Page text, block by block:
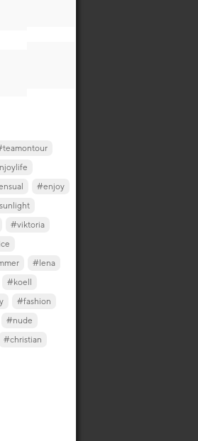
#enjoy
#viktoria
#lena
#koell
#fashion
#nude
#christian